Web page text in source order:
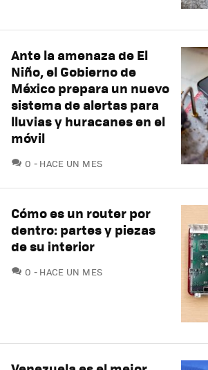
Ante la amenaza de El
Niño, el Gobierno de
México prepara un nuevo
sistema de alertas para
lluvias y huracanes en el
móvil
0 COMENTARIOS
HACE UN MES
Cómo es un router por
dentro: partes y piezas
de su interior
0 COMENTARIOS
HACE UN MES